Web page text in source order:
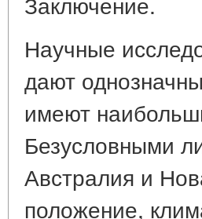
Научные
дают
имеют
Безусловными
Австралия и
положение,